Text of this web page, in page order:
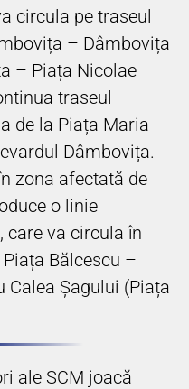
circula pe traseul
– Dâmbovița
– Piața Nicolae
traseul
de la Piața Maria
Dâmbovița.
zona afectată de
o linie
care va circula în
Bălcescu –
Calea Șagului (Piața
ale SCM joacă